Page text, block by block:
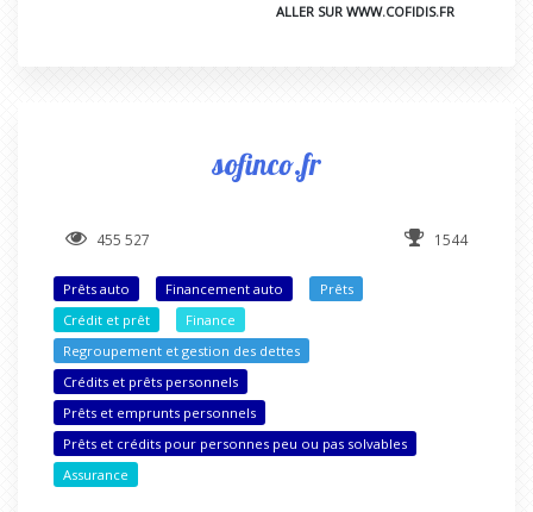
ALLER SUR WWW.COFIDIS.FR
sofinco.fr
455 527 1544
Prêts auto Financement auto
Prêts
Crédit et prêt
Finance
Regroupement et gestion des dettes
Crédits et prêts personnels
Prêts et emprunts personnels
Prêts et crédits pour personnes peu ou pas solvables
Assurance